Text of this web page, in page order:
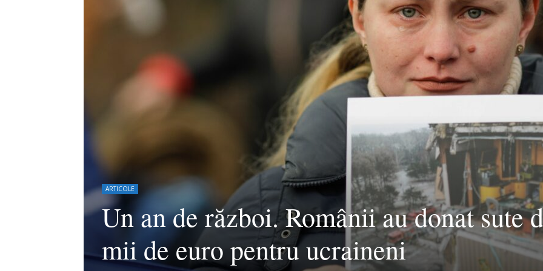
ARTICOLE
Un an de război. Românii au donat sute
mii de euro pentru ucraineni